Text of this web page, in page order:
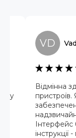
у
VD
Відмінна
Інтерфейс